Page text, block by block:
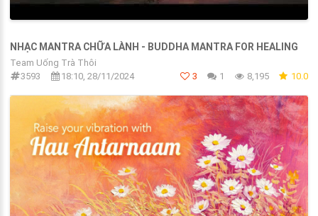
NHẠC MANTRA CHỮA LÀNH - BUDDHA MANTRA FOR HEALING
Team Uống Trà Thôi
3593
18:10, 28/11/2024 3 1 8,195 10.0